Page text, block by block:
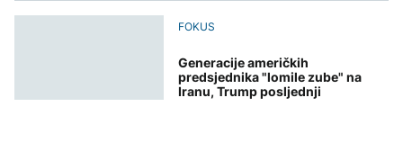
FOKUS
Generacije američkih
predsjednika "lomile zube" na
Iranu, Trump posljednji